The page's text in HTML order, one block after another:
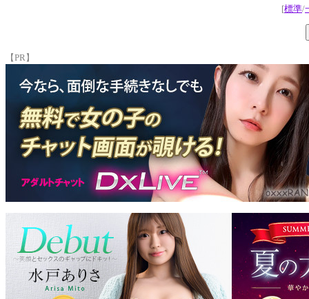
[標準/
【PR】